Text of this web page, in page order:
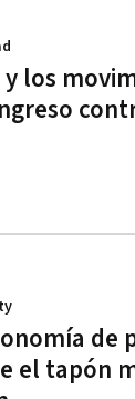
y los
de
el tapón